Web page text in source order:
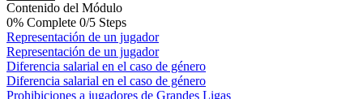
Contenido del Módulo
0% Complete 0/5 Steps
Representación de un jugador
Representación de un jugador
Diferencia salarial en el caso de género
Diferencia salarial en el caso de género
Prohibiciones a jugadores de Grandes Ligas